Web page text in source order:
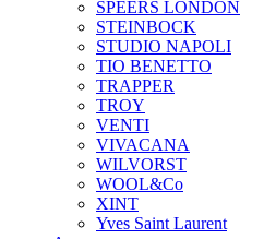
SPEERS LONDON
STEINBOCK
STUDIO NAPOLI
TIO BENETTO
TRAPPER
TROY
VENTI
VIVACANA
WILVORST
WOOL&Co
XINT
Yves Saint Laurent